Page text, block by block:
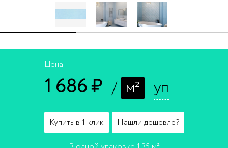
Цена
1 686 ₽ / м² уп
Купить в 1 клик Нашли дешевле?